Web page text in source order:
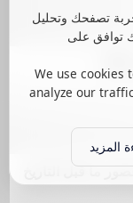
View More
تصفحك وتحليل
توافق على
We use cookies
analyze our
المزيد